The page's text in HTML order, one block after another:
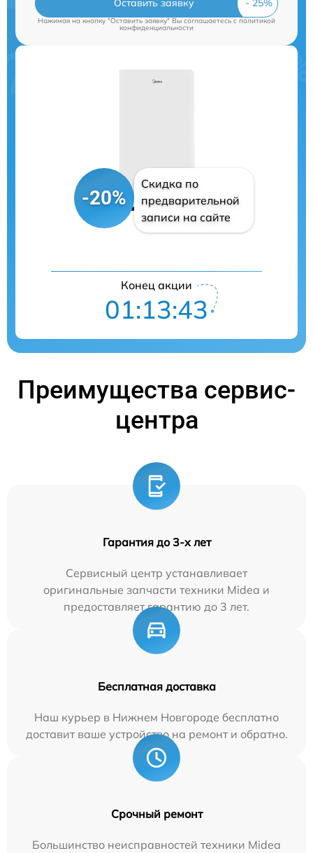
Оставить заявку
Нажимая на кнопку "Оставить заявку" Вы соглашаетесь cполитикой
конфиденциальности
-20%
Скидка по
предварительной
записи на сайте
Конец акции
01:13:42
Преимущества сервис-
центра
Гарантия до 3-х лет
Сервисный центр устанавливает
оригинальные запчасти техники Midea и
предоставляет гарантию до 3 лет.
Бесплатная доставка
Наш курьер в Нижнем Новгороде бесплатно
доставит ваше устройство на ремонт и обратно.
Срочный ремонт
Большинство неисправностей техники Midea